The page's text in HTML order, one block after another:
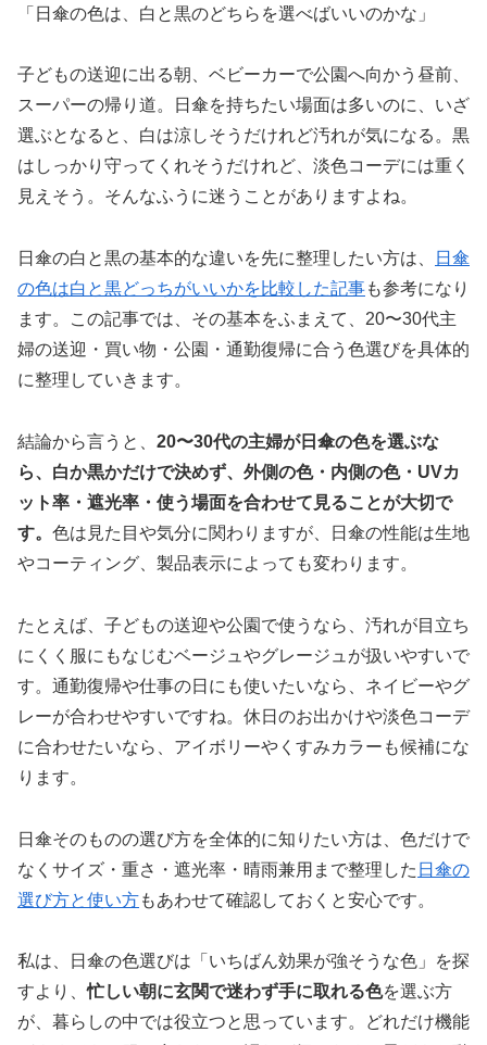
「日傘の色は、白と黒のどちらを選べばいいのかな」
子どもの送迎に出る朝、ベビーカーで公園へ向かう昼前、
スーパーの帰り道。日傘を持ちたい場面は多いのに、いざ
選ぶとなると、白は涼しそうだけれど汚れが気になる。黒
はしっかり守ってくれそうだけれど、淡色コーデには重く
見えそう。そんなふうに迷うことがありますよね。
日傘の白と黒の基本的な違いを先に整理したい方は、
日傘
の色は白と黒どっちがいいかを比較した記事も参考になり
ます。この記事では、その基本をふまえて、20〜30代主
婦の送迎・買い物・公園・通勤復帰に合う色選びを具体的
に整理していきます。
結論から言うと、 20〜30代の主婦が日傘の色を選ぶな
ら、白か黒かだけで決めず、外側の色・内側の色・UVカ
ット率・遮光率・使う場面を合わせて見ることが大切で
す。 色は見た目や気分に関わりますが、日傘の性能は生地
やコーティング、製品表示によっても変わります。
たとえば、子どもの送迎や公園で使うなら、汚れが目立ち
にくく服にもなじむベージュやグレージュが扱いやすいで
す。通勤復帰や仕事の日にも使いたいなら、ネイビーやグ
レーが合わせやすいですね。休日のお出かけや淡色コーデ
に合わせたいなら、アイボリーやくすみカラーも候補にな
ります。
日傘そのものの選び方を全体的に知りたい方は、色だけで
なくサイズ・重さ・遮光率・晴雨兼用まで整理した 日傘の
選び方と使い方もあわせて確認しておくと安心です。
私は、日傘の色選びは「いちばん効果が強そうな色」を探
すより、忙しい朝に玄関で迷わず手に取れる色を選ぶ方
が、暮らしの中では役立つと思っています。どれだけ機能